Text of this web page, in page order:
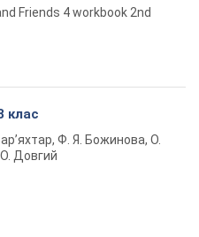
Friends 4 workbook 2nd
клас
Ф. Я. Божинова, О.
О. Довгий